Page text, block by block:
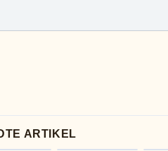
ARTIKEL